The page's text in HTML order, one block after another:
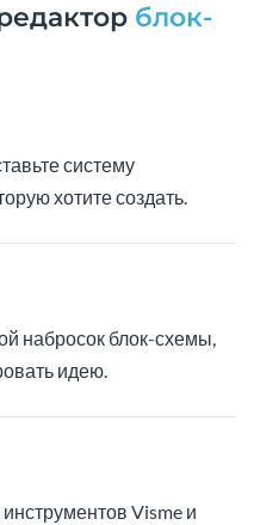
блок-
систему
хотите создать.
набросок блок-схемы,
идею.
Visme и